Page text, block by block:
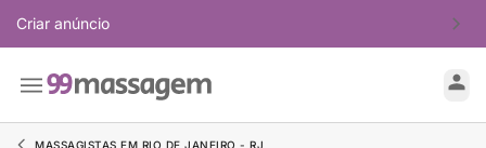
Criar anúncio
MASSAGISTAS EM RIO DE JANEIRO - RJ